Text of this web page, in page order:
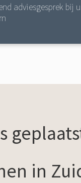
adviesgesprek bij
in